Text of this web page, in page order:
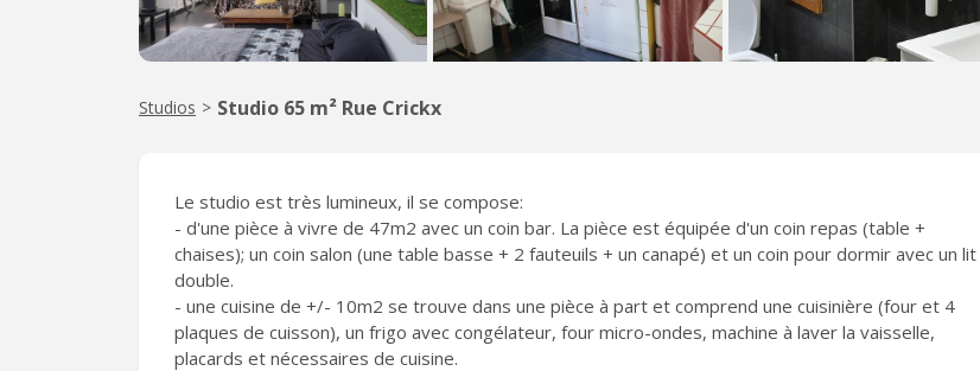
Studios > Studio 65 m² Rue Crickx
Le studio est très lumineux, il se compose:
- d'une pièce à vivre de 47m2 avec un coin bar. La pièce est équipée d'un coin repas (table +
chaises); un coin salon (une table basse + 2 fauteuils + un canapé) et un coin pour dormir avec un lit
double.
- une cuisine de +/- 10m2 se trouve dans une pièce à part et comprend une cuisinière (four et 4
plaques de cuisson), un frigo avec congélateur, four micro-ondes, machine à laver la vaisselle,
placards et nécessaires de cuisine.